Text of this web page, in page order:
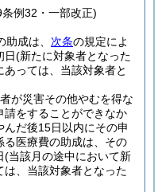
例32・一部改正)
成は、 次条の規定によ
日(新たに対象者となった
っては、当該対象者と
が災害その他やむを得な
請をすることができなか
だ後15日以内にその申
医療費の助成は、その
(当該月の途中において新
、当該対象者となった